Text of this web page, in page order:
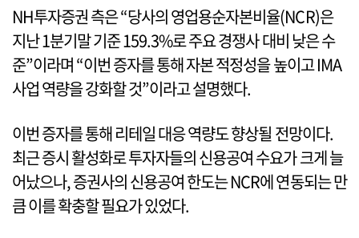
NH투자증권 측은 “당사의 영업용순자본비율(NCR)은
지난 1분기말 기준 159.3%로 주요 경쟁사 대비 낮은 수
준”이라며 “이번 증자를 통해 자본 적정성을 높이고 IMA
사업 역량을 강화할 것”이라고 설명했다.
이번 증자를 통해 리테일 대응 역량도 향상될 전망이다.
최근 증시 활성화로 투자자들의 신용공여 수요가 크게 늘
어났으나, 증권사의 신용공여 한도는 NCR에 연동되는 만
큼 이를 확충할 필요가 있었다.